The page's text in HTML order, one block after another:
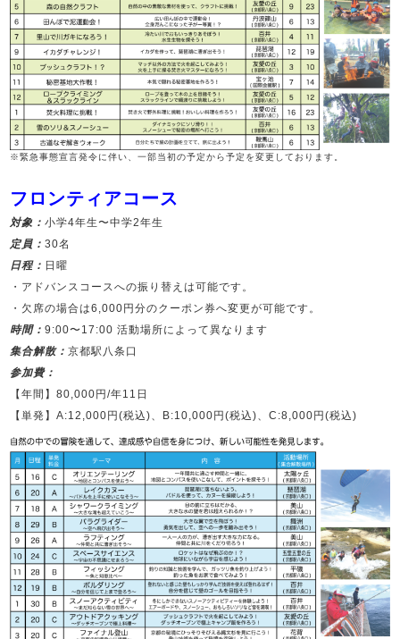
※緊急事態宣言発令に伴い、一部当初の予定から予定を変更しております。
フロンティアコース
対象：小学4年生〜中学2年生
定員：30名
日程： 日曜
・アドバンスコースへの振り替えは可能です。
・欠席の場合は6,000円分のクーポン券へ変更が可能です。
時間：9:00〜17:00 活動場所によって異なります
集合解散：京都駅八条口
参加費：
【年間】80,000円/年11日
【単発】A:12,000円(税込)、B:10,000円(税込)、C:8,000円(税込)